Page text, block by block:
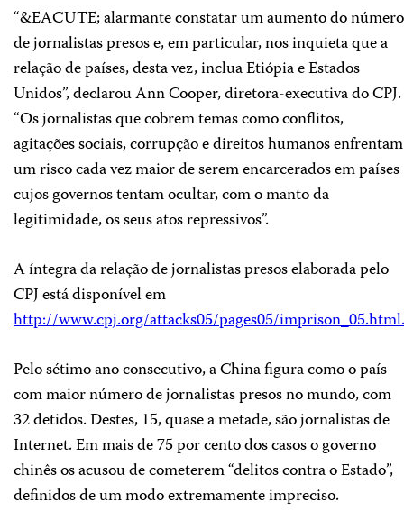
“&EACUTE; alarmante constatar um aumento do número
de jornalistas presos e, em particular, nos inquieta que a
relação de países, desta vez, inclua Etiópia e Estados
Unidos”, declarou Ann Cooper, diretora-executiva do CPJ.
“Os jornalistas que cobrem temas como conflitos,
agitações sociais, corrupção e direitos humanos enfrentam
um risco cada vez maior de serem encarcerados em países
cujos governos tentam ocultar, com o manto da
legitimidade, os seus atos repressivos”.
A íntegra da relação de jornalistas presos elaborada pelo
CPJ está disponível em
http://www.cpj.org/attacks05/pages05/imprison_05.html.
Pelo sétimo ano consecutivo, a China figura como o país
com maior número de jornalistas presos no mundo, com
32 detidos. Destes, 15, quase a metade, são jornalistas de
Internet. Em mais de 75 por cento dos casos o governo
chinês os acusou de cometerem “delitos contra o Estado”,
definidos de um modo extremamente impreciso.